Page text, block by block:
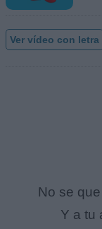
Ver vídeo con letra
No se
Y a tu